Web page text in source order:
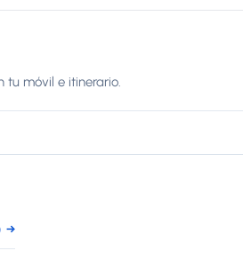
tu móvil e itinerario.
→